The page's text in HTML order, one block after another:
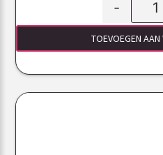
-
TOEVOEGEN AAN